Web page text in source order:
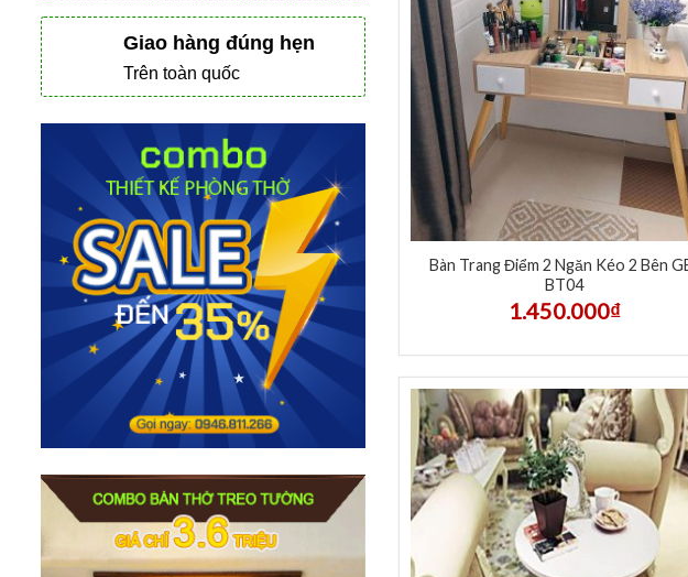
Giao hàng đúng hẹn
Trên toàn quốc
Bàn Trang Điểm 2 Ngăn Kéo 2 Bên
BT04
1.450.000₫